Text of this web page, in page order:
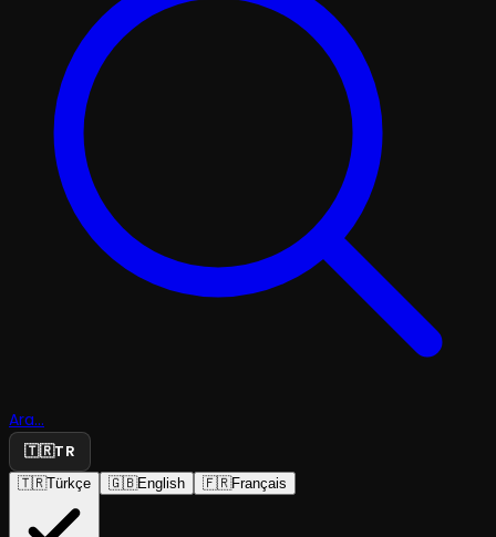
Ara...
🇹🇷TR
🇹🇷Türkçe 🇬🇧English 🇫🇷Français